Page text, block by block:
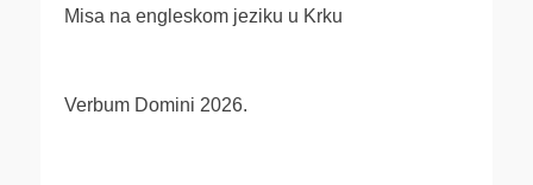
Misa na engleskom jeziku u Krku
Verbum Domini 2026.